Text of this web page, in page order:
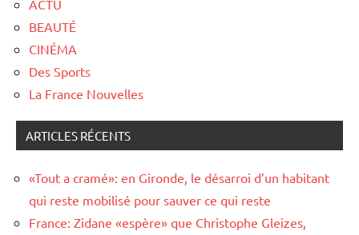
ACTU
BEAUTÉ
CINÉMA
Des Sports
La France Nouvelles
ARTICLES RÉCENTS
«Tout a cramé»: en Gironde, le désarroi d’un habitant
qui reste mobilisé pour sauver ce qui reste
France: Zidane «espère» que Christophe Gleizes,